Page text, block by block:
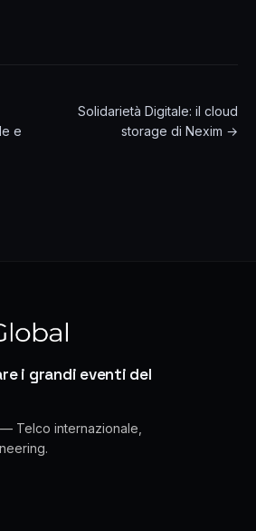
e
Solidarietà Digitale: il cloud
storage di Nexim →
i grandi eventi del
Telco internazionale,